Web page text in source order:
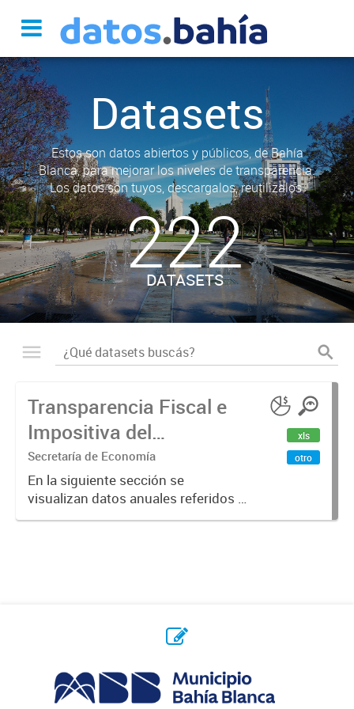
Datasets
Estos son datos abiertos y públicos, de Bahía
Blanca, para mejorar los niveles de transparencia.
Los datos son tuyos, descargalos, reutilizalos.
222
DATASETS
Transparencia Fiscal e
Impositiva del
Municipio. Año 2023
Secretaría de Economía
En la siguiente sección se
visualizan datos anuales referidos a
la transparencia fiscal e impositiva
xls
otro